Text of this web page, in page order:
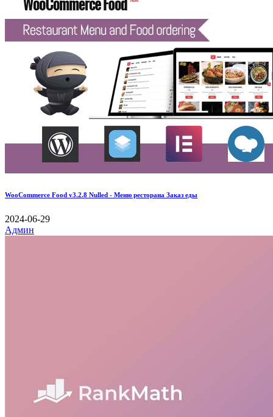
WooCommerce Food v3.2.8 Nulled - Меню ресторана Заказ еды
2024-06-29
Админ